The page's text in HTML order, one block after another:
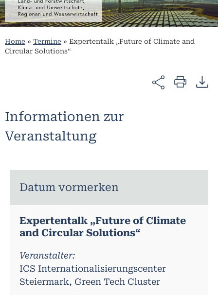
Home » Termine » Expertentalk „Future of Climate and
Circular Solutions“
Informationen zur
Veranstaltung
Datum vormerken
Expertentalk „Future of Climate
and Circular Solutions“
Veranstalter:
ICS Internationalisierungscenter
Steiermark, Green Tech Cluster